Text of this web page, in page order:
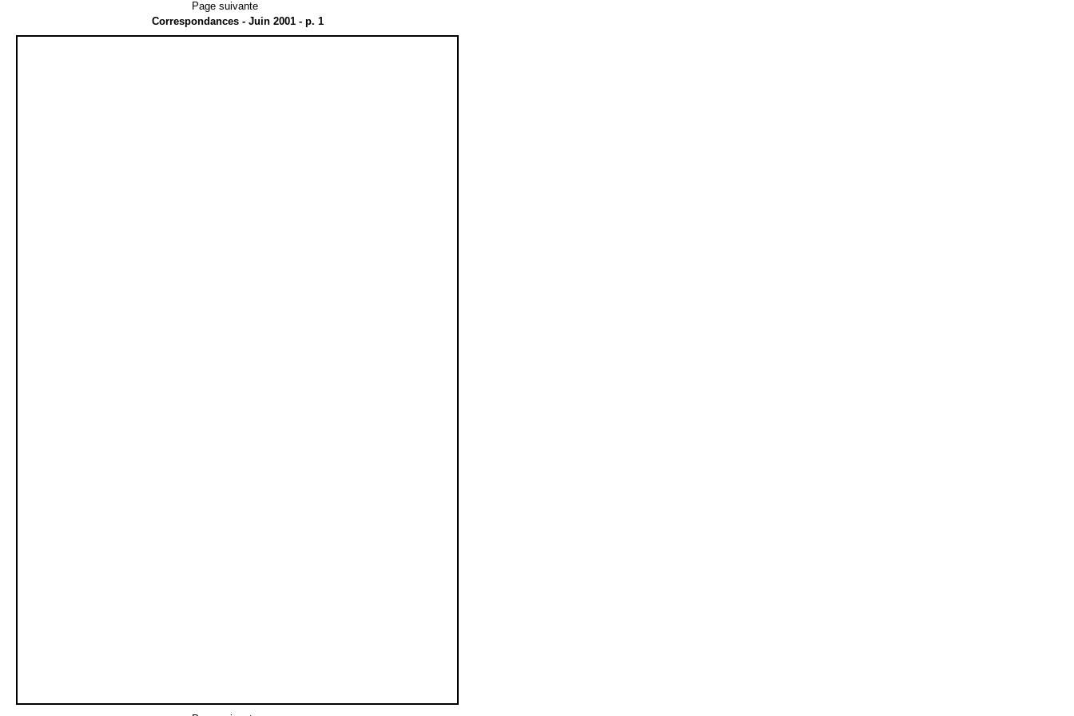
Page suivante
Correspondances - Juin 2001 - p. 1